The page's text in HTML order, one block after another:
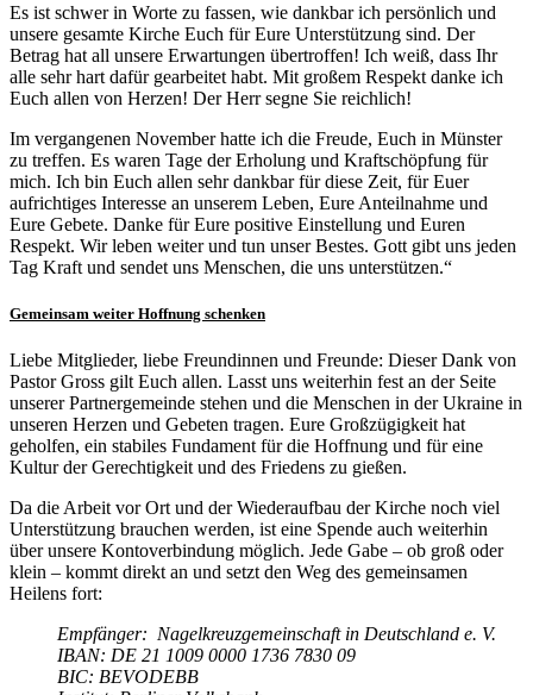
Es ist schwer in Worte zu fassen, wie dankbar ich persönlich und
unsere gesamte Kirche Euch für Eure Unterstützung sind. Der
Betrag hat all unsere Erwartungen übertroffen! Ich weiß, dass Ihr
alle sehr hart dafür gearbeitet habt. Mit großem Respekt danke ich
Euch allen von Herzen! Der Herr segne Sie reichlich!
Im vergangenen November hatte ich die Freude, Euch in Münster
zu treffen. Es waren Tage der Erholung und Kraftschöpfung für
mich. Ich bin Euch allen sehr dankbar für diese Zeit, für Euer
aufrichtiges Interesse an unserem Leben, Eure Anteilnahme und
Eure Gebete. Danke für Eure positive Einstellung und Euren
Respekt. Wir leben weiter und tun unser Bestes. Gott gibt uns jeden
Tag Kraft und sendet uns Menschen, die uns unterstützen.“
Gemeinsam weiter Hoffnung schenken
Liebe Mitglieder, liebe Freundinnen und Freunde: Dieser Dank von
Pastor Gross gilt Euch allen. Lasst uns weiterhin fest an der Seite
unserer Partnergemeinde stehen und die Menschen in der Ukraine in
unseren Herzen und Gebeten tragen. Eure Großzügigkeit hat
geholfen, ein stabiles Fundament für die Hoffnung und für eine
Kultur der Gerechtigkeit und des Friedens zu gießen.
Da die Arbeit vor Ort und der Wiederaufbau der Kirche noch viel
Unterstützung brauchen werden, ist eine Spende auch weiterhin
über unsere Kontoverbindung möglich. Jede Gabe – ob groß oder
klein – kommt direkt an und setzt den Weg des gemeinsamen
Heilens fort:
Empfänger: Nagelkreuzgemeinschaft in Deutschland e. V.
IBAN: DE 21 1009 0000 1736 7830 09
BIC: BEVODEBB